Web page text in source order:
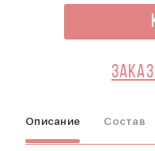
Описание Состав